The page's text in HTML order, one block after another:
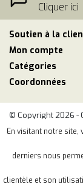
Cliquer ici
Soutien à la
Mon compte
Catégories
Coordonnées
© Copyright 2026 -
Conditions
En visitant notre site,
derniers nous
clientèle et son